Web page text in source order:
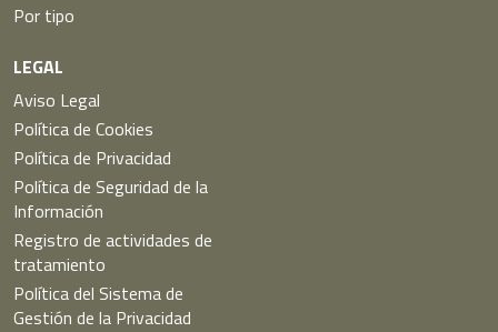
Por tipo
LEGAL
Aviso Legal
Política de Cookies
Política de Privacidad
Política de Seguridad de la
Información
Registro de actividades de
tratamiento
Política del Sistema de
Gestión de la Privacidad